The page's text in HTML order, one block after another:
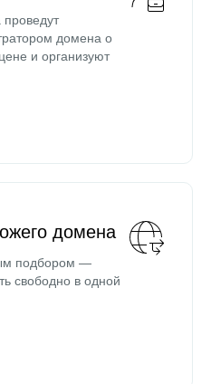
домена о
и организуют
домена
подбором —
свободно в одной